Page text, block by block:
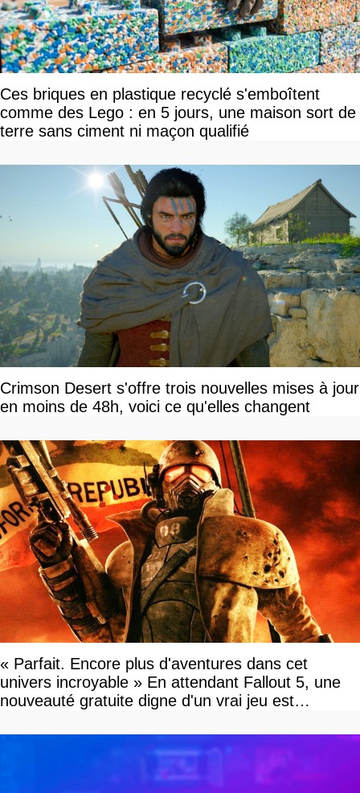
Ces briques en plastique recyclé s'emboîtent
comme des Lego : en 5 jours, une maison sort de
terre sans ciment ni maçon qualifié
Crimson Desert s'offre trois nouvelles mises à jour
en moins de 48h, voici ce qu'elles changent
« Parfait. Encore plus d'aventures dans cet
univers incroyable » En attendant Fallout 5, une
nouveauté gratuite digne d'un vrai jeu est